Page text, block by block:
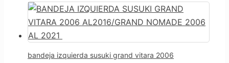
bandeja izquierda susuki grand vitara 2006